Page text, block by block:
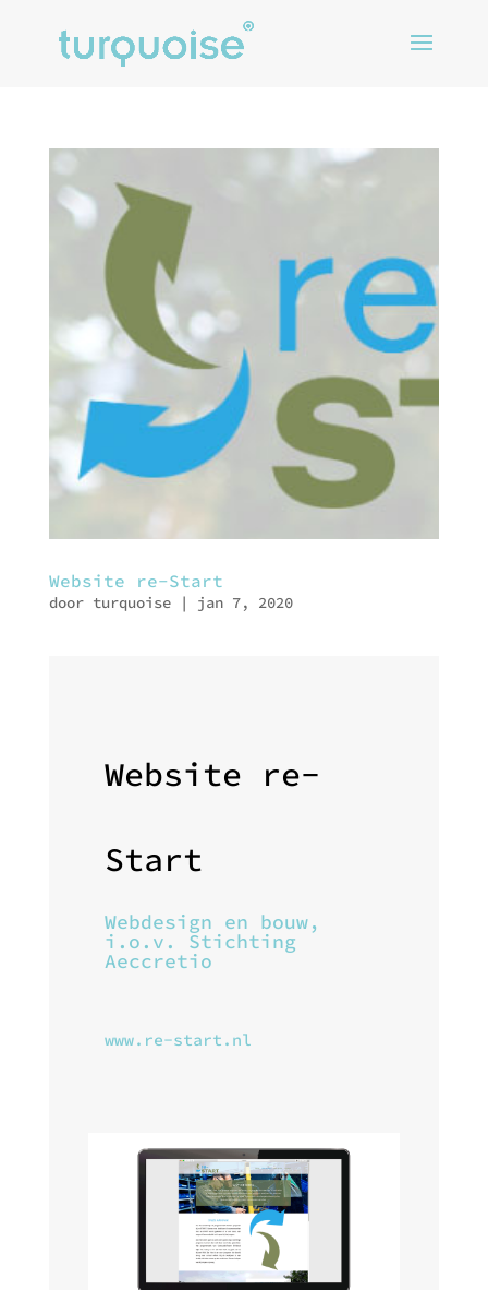
Website re-Start
door turquoise| jan 7, 2020
Website re-
Start
Webdesign en bouw,
i.o.v. Stichting
Aeccretio
www.re-start.nl